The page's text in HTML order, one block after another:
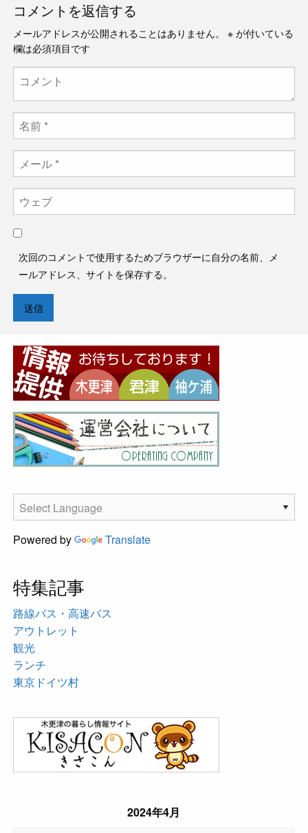
コメントを返信する
メールアドレスが公開されることはありません。 ※ が付いている
欄は必須項目です
次回のコメントで使用するためブラウザーに自分の名前、メ
ールアドレス、サイトを保存する。
Powered by Translate
特集記事
路線バス・高速バス
アウトレット
観光
ランチ
東京ドイツ村
2024年4月